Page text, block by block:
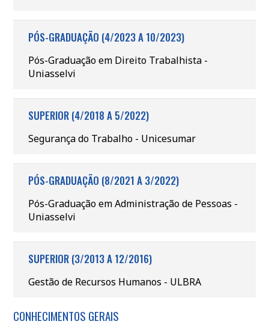
PÓS-GRADUAÇÃO (4/2023 A 10/2023)
Pós-Graduação em Direito Trabalhista -
Uniasselvi
SUPERIOR (4/2018 A 5/2022)
Segurança do Trabalho - Unicesumar
PÓS-GRADUAÇÃO (8/2021 A 3/2022)
Pós-Graduação em Administração de Pessoas -
Uniasselvi
SUPERIOR (3/2013 A 12/2016)
Gestão de Recursos Humanos - ULBRA
CONHECIMENTOS GERAIS